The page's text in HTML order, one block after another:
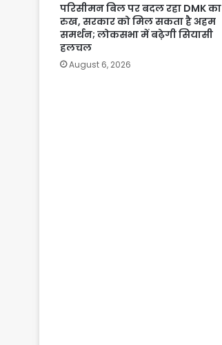
परिसीमन बिल पर बदल रहा DMK का
रुख, सरकार को मिल सकता है अहम
समर्थन; लोकसभा में बढ़ेगी सियासी
हलचल
August 6, 2026